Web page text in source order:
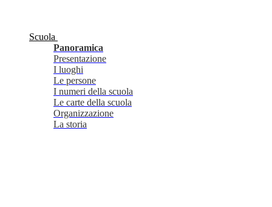
Scuola
Panoramica
Presentazione
I luoghi
Le persone
I numeri della scuola
Le carte della scuola
Organizzazione
La storia